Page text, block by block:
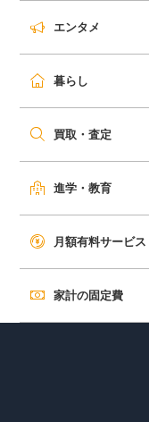
エンタメ
暮らし
買取・査定
進学・教育
月額有料サービス
家計の固定費